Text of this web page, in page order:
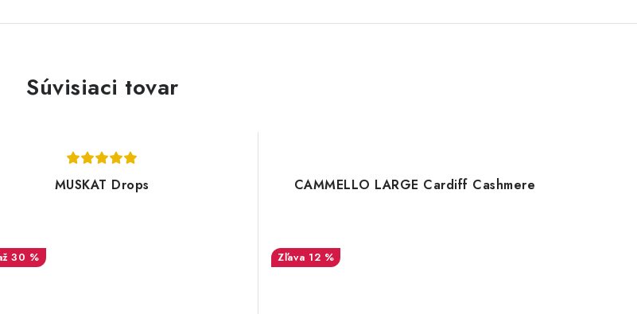
Súvisiaci tovar
MUSKAT Drops
30 %
CAMMELLO LARGE Cardiff Cashmere
12 %